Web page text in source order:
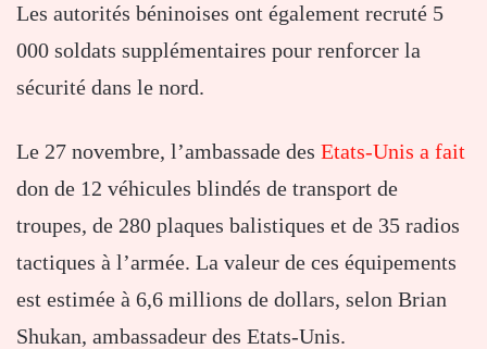
Les autorités béninoises ont également recruté 5
000 soldats supplémentaires pour renforcer la
sécurité dans le nord.
Le 27 novembre, l’ambassade des Etats-Unis a fait
don de 12 véhicules blindés de transport de
troupes, de 280 plaques balistiques et de 35 radios
tactiques à l’armée. La valeur de ces équipements
est estimée à 6,6 millions de dollars, selon Brian
Shukan, ambassadeur des Etats-Unis.